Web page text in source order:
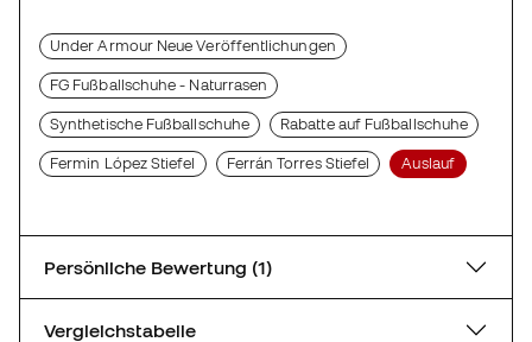
Under Armour Neue Veröffentlichungen
FG Fußballschuhe - Naturrasen
Synthetische Fußballschuhe Rabatte auf Fußballschuhe
Fermin López Stiefel Ferrán Torres Stiefel Auslauf
Persönliche Bewertung (1)
Vergleichstabelle